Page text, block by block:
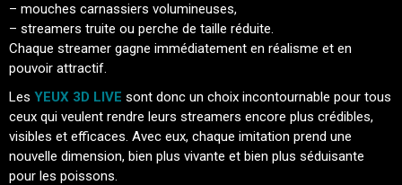
– mouches carnassiers volumineuses,
– streamers truite ou perche de taille réduite.
Chaque streamer gagne immédiatement en réalisme et en
pouvoir attractif.
Les YEUX 3D LIVE sont donc un choix incontournable pour tous
ceux qui veulent rendre leurs streamers encore plus crédibles,
visibles et efficaces. Avec eux, chaque imitation prend une
nouvelle dimension, bien plus vivante et bien plus séduisante
pour les poissons.